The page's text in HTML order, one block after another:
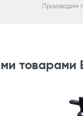
Производим
товарами